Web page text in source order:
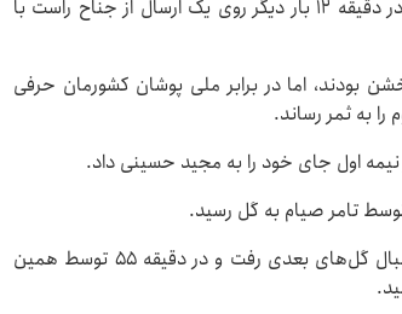
در ادامه ملی پوشان کشورمان هجومی ظاهر شدند و در دقیقه ۱۲ بار دیگر روی یک ارسال از جناح راست با
بودند، اما در برابر ملی پوشان کشورمان حرفی
اول جای خود را به مجید حسینی داد.
تامر صیام به گل رسید.
در نیمه دوم ایران با آوردن سردار آزمون به زمین به دنبال گل‌های بعدی رفت و در دقیقه ۵۵ توسط همین